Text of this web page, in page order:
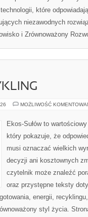
które
niezawodnych
i Zrównoważony
MOŻLIWOŚĆ
Ekos-Sułów to
który pokazuje, że
musi oznaczać wielkich
decyzji ani kosztownych
czytelnik może znaleźć
oraz przystępne teksty
energii,
styl życia.